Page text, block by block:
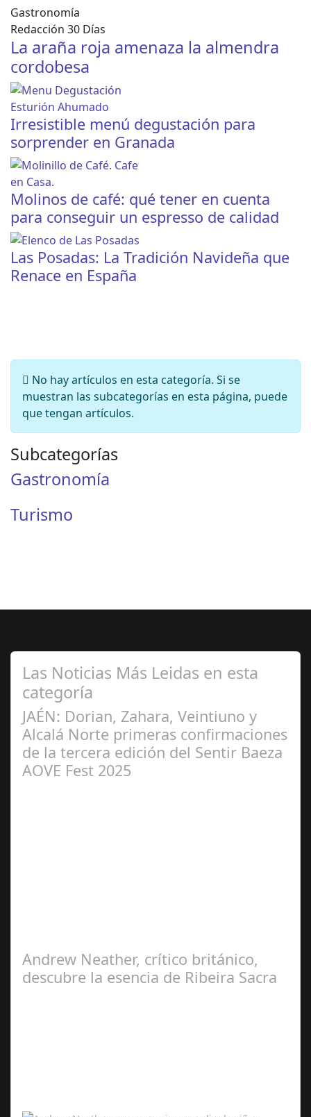
Gastronomía
Redacción 30 Días
La araña roja amenaza la almendra
cordobesa
Irresistible menú degustación para
sorprender en Granada
Molinos de café: qué tener en cuenta
para conseguir un espresso de calidad
Las Posadas: La Tradición Navideña que
Renace en España
Información
No hay artículos en esta categoría. Si se
muestran las subcategorías en esta página, puede
que tengan artículos.
Subcategorías
Gastronomía
Turismo
Las Noticias Más Leidas en esta
categoría
JAÉN: Dorian, Zahara, Veintiuno y
Alcalá Norte primeras confirmaciones
de la tercera edición del Sentir Baeza
AOVE Fest 2025
Andrew Neather, crítico británico,
descubre la esencia de Ribeira Sacra